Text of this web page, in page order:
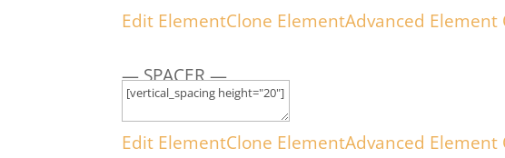
Edit ElementClone ElementAdvanced Element
— SPACER —
Edit ElementClone ElementAdvanced Element